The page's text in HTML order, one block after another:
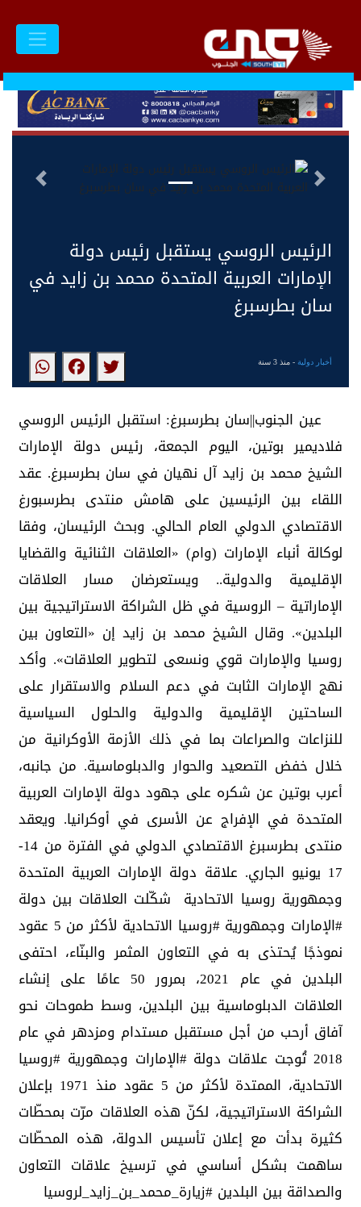
التالى السابق
الرئيس الروسي يستقبل رئيس دولة
الإمارات العربية المتحدة محمد بن زايد في
سان بطرسبرغ
أخبار دولية- منذ 3 سنة
عين الجنوب||سان بطرسبرغ: استقبل الرئيس الروسي
فلاديمير بوتين، اليوم الجمعة، رئيس دولة الإمارات
الشيخ محمد بن زايد آل نهيان في سان بطرسبرغ. عقد
اللقاء بين الرئيسين على هامش منتدى بطرسبورغ
الاقتصادي الدولي العام الحالي. وبحث الرئيسان، وفقا
لوكالة أنباء الإمارات (وام) «العلاقات الثنائية والقضايا
الإقليمية والدولية.. ويستعرضان مسار العلاقات
الإماراتية – الروسية في ظل الشراكة الاستراتيجية بين
البلدين». وقال الشيخ محمد بن زايد إن «التعاون بين
روسيا والإمارات قوي ونسعى لتطوير العلاقات». وأكد
نهج الإمارات الثابت في دعم السلام والاستقرار على
الساحتين الإقليمية والدولية والحلول السياسية
للنزاعات والصراعات بما في ذلك الأزمة الأوكرانية من
خلال خفض التصعيد والحوار والدبلوماسية. من جانبه،
أعرب بوتين عن شكره على جهود دولة الإمارات العربية
المتحدة في الإفراج عن الأسرى في أوكرانيا. ويعقد
منتدى بطرسبرغ الاقتصادي الدولي في الفترة من 14-
17 يونيو الجاري. علاقة دولة الإمارات العربية المتحدة
وجمهورية روسيا الاتحادية شكّلت العلاقات بين دولة
#الإمارات وجمهورية #روسيا الاتحادية لأكثر من 5 عقود
نموذجًا يُحتذى به في التعاون المثمر والبنّاء، احتفى
البلدين في عام 2021، بمرور 50 عامًا على إنشاء
العلاقات الدبلوماسية بين البلدين، وسط طموحات نحو
آفاق أرحب من أجل مستقبل مستدام ومزدهر في عام
2018 تُوجت علاقات دولة #الإمارات وجمهورية #روسيا
الاتحادية، الممتدة لأكثر من 5 عقود منذ 1971 بإعلان
الشراكة الاستراتيجية، لكنّ هذه العلاقات مرّت بمحطّات
كثيرة بدأت مع إعلان تأسيس الدولة، هذه المحطّات
ساهمت بشكل أساسي في ترسيخ علاقات التعاون
والصداقة بين البلدين #زيارة_محمد_بن_زايد_لروسيا